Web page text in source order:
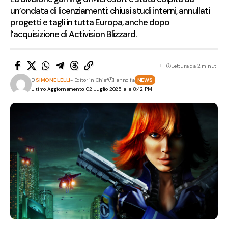
un’ondata di licenziamenti: chiusi studi interni, annullati
progetti e tagli in tutta Europa, anche dopo
l’acquisizione di Activision Blizzard.
Ultimo Aggiornamento: 02 Luglio 2025 alle 8:42 PM
DiSIMONE LELLI- Editor in Chief 1 anno fa NEWS
Lettura da 2 minuti